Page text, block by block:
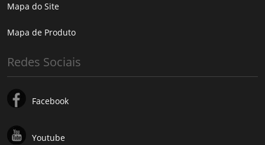
Mapa do Site
Mapa de Produto
Redes Sociais
Facebook
Youtube